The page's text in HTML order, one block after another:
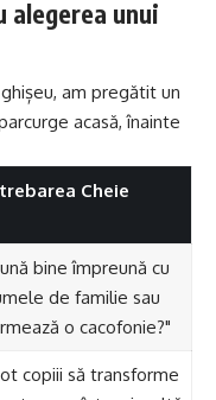
alegerea unui
am pregătit un
acasă, înainte
Cheie
bine împreună cu
de familie sau
o cacofonie?"
copiii să transforme